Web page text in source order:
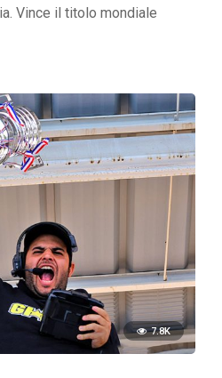
Vince il titolo mondiale
7.8K